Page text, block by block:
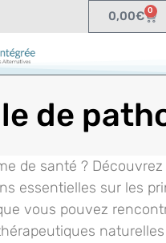
0,00€ 0
de
de santé ? Découvrez
essentielles sur les
vous pouvez